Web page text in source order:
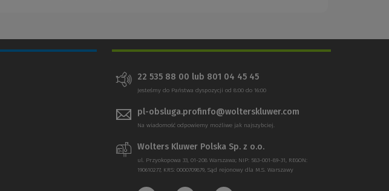
22 535 88 00 lub 801 04 45 45
Jesteśmy do Państwa dyspozycji od 8:00 do 16:00
pl-obsluga.profinfo@wolterskluwer.com
Na wiadomość odpowiemy możliwe jak najszybciej.
Wolters Kluwer Polska Sp. z o.o.
ul. Przyokopowa 33, 01-208 Warszawa; NIP: 583-001-89-31, REGON:
190610277, KRS: 0000709879, Sąd rejonowy dla M.S. Warszawy